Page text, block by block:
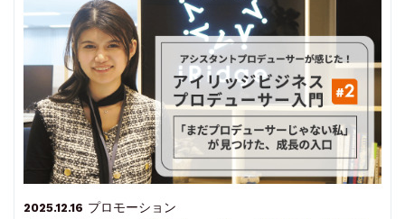
2025.12.16 プロモーション